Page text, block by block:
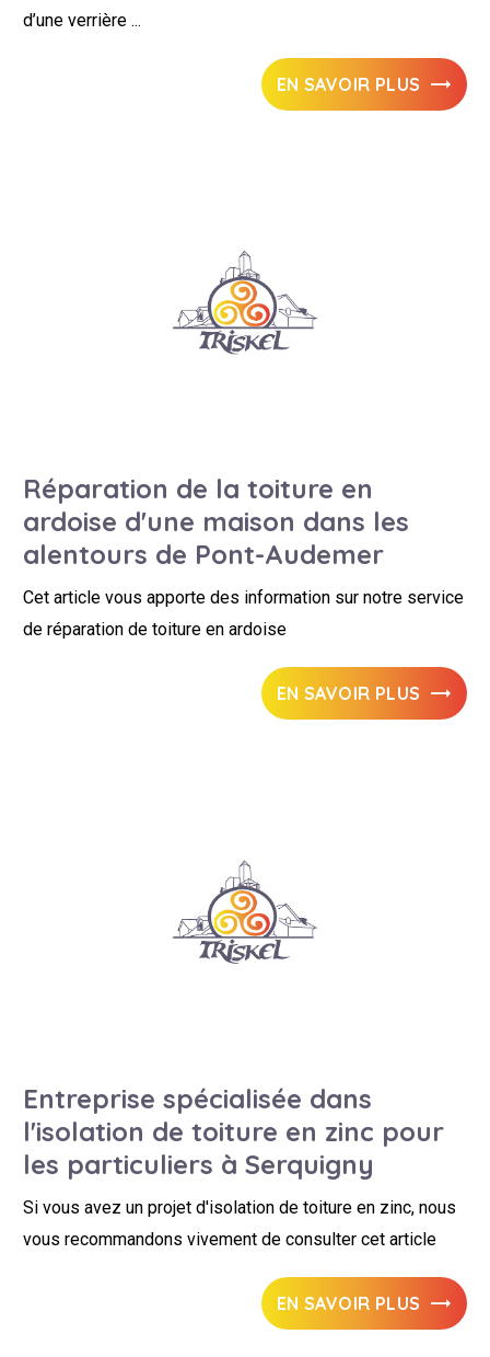
d’une verrière ...
EN SAVOIR PLUS
Réparation de la toiture en
ardoise d'une maison dans les
alentours de Pont-Audemer
Cet article vous apporte des information sur notre service
de réparation de toiture en ardoise
EN SAVOIR PLUS
Entreprise spécialisée dans
l'isolation de toiture en zinc pour
les particuliers à Serquigny
Si vous avez un projet d'isolation de toiture en zinc, nous
vous recommandons vivement de consulter cet article
EN SAVOIR PLUS